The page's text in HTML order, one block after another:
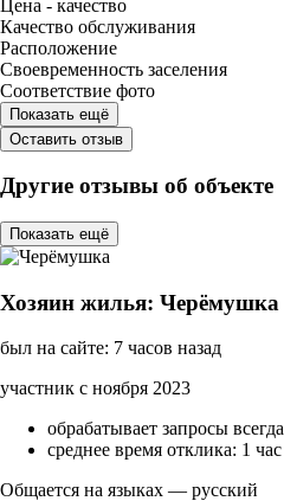
Цена - качество
Качество обслуживания
Расположение
Своевременность заселения
Соответствие фото
Показать ещё
Оставить отзыв
Другие отзывы об объекте
Показать ещё
Хозяин жилья: Черёмушка
был на сайте: 7 часов назад
участник с ноября 2023
обрабатывает запросы всегда
среднее время отклика: 1 час
Общается на языках — русский